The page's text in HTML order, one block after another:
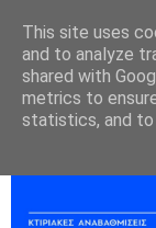
This site uses
and to analyze
shared with
metrics to
statistics, and to